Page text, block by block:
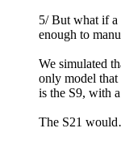
5/ But what if a
enough to
We simulated
only model that
is the S9, with
The S21